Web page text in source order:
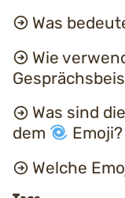
Was
Wie
Was sind
dem
Emoji?
Welche